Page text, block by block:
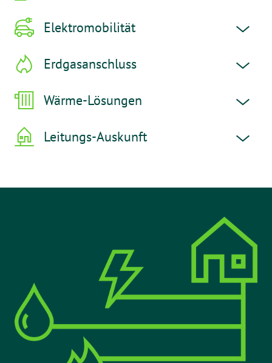
Elektromobilität
Erdgasanschluss
Wärme-Lösungen
Leitungs-Auskunft